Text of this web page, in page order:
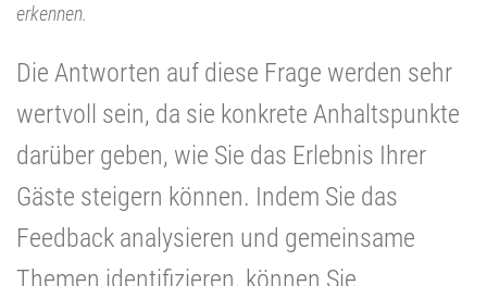
erkennen.
Die Antworten auf diese Frage werden sehr
wertvoll sein, da sie konkrete Anhaltspunkte
darüber geben, wie Sie das Erlebnis Ihrer
Gäste steigern können. Indem Sie das
Feedback analysieren und gemeinsame
Themen identifizieren, können Sie